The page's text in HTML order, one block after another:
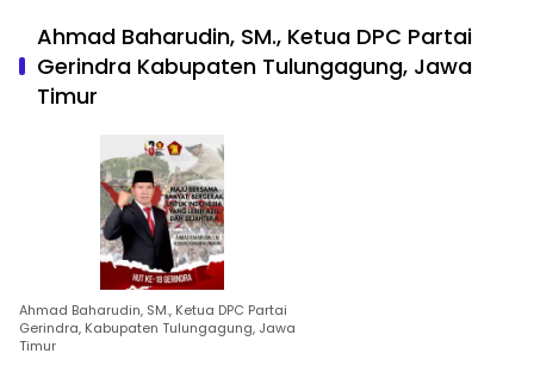
Ahmad Baharudin, SM., Ketua DPC Partai
Gerindra Kabupaten Tulungagung, Jawa
Timur
Ahmad Baharudin, SM., Ketua DPC Partai
Gerindra, Kabupaten Tulungagung, Jawa
Timur